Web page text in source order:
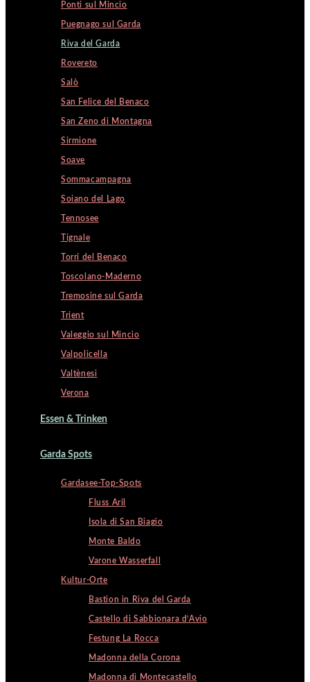
Ponti sul Mincio
Puegnago sul Garda
Riva del Garda
Rovereto
Salò
San Felice del Benaco
San Zeno di Montagna
Sirmione
Soave
Sommacampagna
Soiano del Lago
Tennosee
Tignale
Torri del Benaco
Toscolano-Maderno
Tremosine sul Garda
Trient
Valeggio sul Mincio
Valpolicella
Valtènesi
Verona
Essen & Trinken
Garda Spots
Gardasee-Top-Spots
Fluss Aril
Isola di San Biagio
Monte Baldo
Varone Wasserfall
Kultur-Orte
Bastion in Riva del Garda
Castello di Sabbionara d’Avio
Festung La Rocca
Madonna della Corona
Madonna di Montecastello